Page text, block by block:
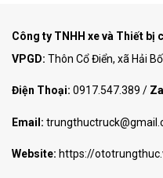
Công ty TNHH xe và Thiết bị
VPGD: Thôn Cổ Điển, xã Hải
Điện Thoại: 0917.547.389 /
Email:
Website: https://